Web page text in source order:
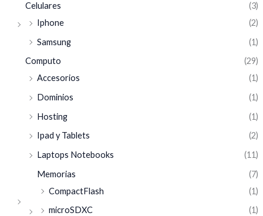
Celulares
(3)
Iphone
(2)
Samsung
(1)
Computo
(29)
Accesorios
(1)
Dominios
(1)
Hosting
(1)
Ipad y Tablets
(2)
Laptops Notebooks
(11)
Memorias
(7)
CompactFlash
(1)
microSDXC
(1)